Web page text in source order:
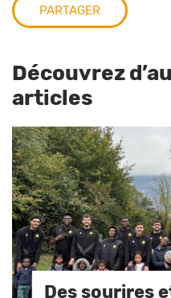
PARTAGER
Découvrez
articles
Des sourires